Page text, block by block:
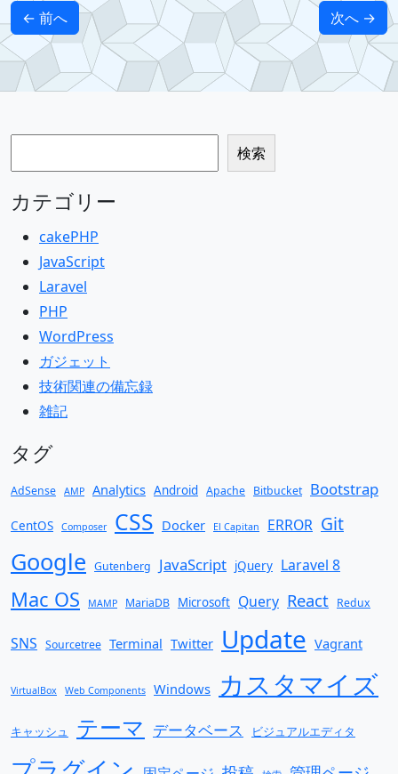
← 前へ 次へ →
検索
カテゴリー
cakePHP
JavaScript
Laravel
PHP
WordPress
ガジェット
技術関連の備忘録
雑記
タグ
AdSense AMP Analytics Android Apache Bitbucket Bootstrap
CentOS Composer CSS Docker El Capitan ERROR Git
Google Gutenberg JavaScript jQuery Laravel 8
Mac OS MAMP MariaDB Microsoft Query React Redux
SNS Sourcetree Terminal Twitter Update Vagrant
VirtualBox Web Components Windows カスタマイズ
キャッシュ テーマ データベース ビジュアルエディタ